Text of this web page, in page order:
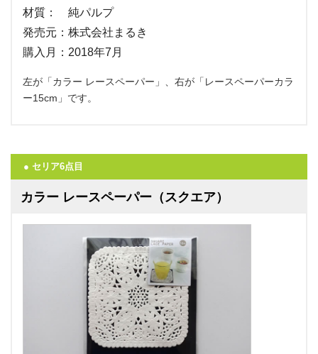
材質： 純パルプ
発売元：株式会社まるき
購入月：2018年7月
左が「カラー レースペーパー」、右が「レースペーパーカラ
ー15cm」です。
● セリア6点目
カラー レースペーパー（スクエア）